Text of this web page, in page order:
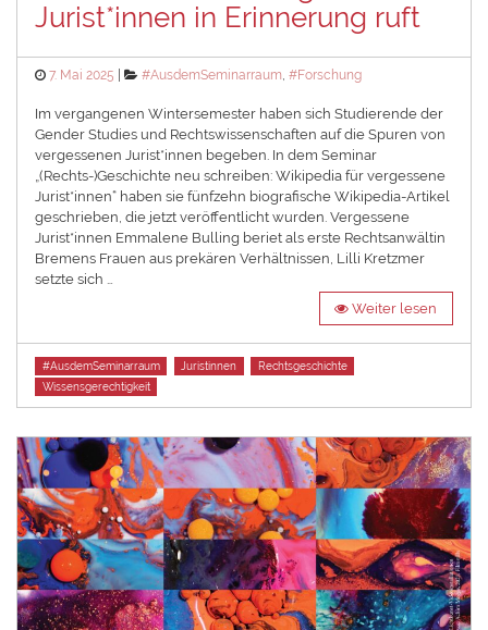
Jurist*innen in Erinnerung ruft
Posted
7. Mai 2025 Categories
#AusdemSeminarraum,#Forschung
Im vergangenen Wintersemester haben sich Studierende der
Gender Studies und Rechtswissenschaften auf die Spuren von
vergessenen Jurist*innen begeben. In dem Seminar
„(Rechts-)Geschichte neu schreiben: Wikipedia für vergessene
Jurist*innen“ haben sie fünfzehn biografische Wikipedia-Artikel
geschrieben, die jetzt veröffentlicht wurden. Vergessene
Jurist*innen Emmalene Bulling beriet als erste Rechtsanwältin
Bremens Frauen aus prekären Verhältnissen, Lilli Kretzmer
setzte sich …
Weiter lesen
Tags
#AusdemSeminarraum Juristinnen
Rechtsgeschichte
Wissensgerechtigkeit